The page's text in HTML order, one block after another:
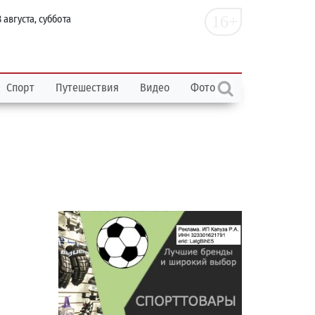
августа, суббота
Спорт Путешествия Видео Фото